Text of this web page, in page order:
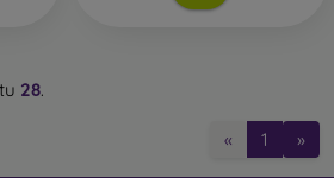
28.
« 1 »